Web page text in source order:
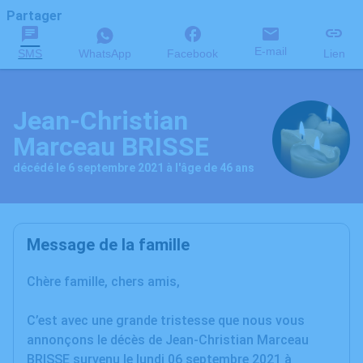
Partager
SMS WhatsApp Facebook E-mail Lien
Jean-Christian
Marceau BRISSE
décédé le 6 septembre 2021 à l'âge de 46 ans
Message de la famille
Chère famille, chers amis,
C’est avec une grande tristesse que nous vous
annonçons le décès de Jean-Christian Marceau
BRISSE survenu le lundi 06 septembre 2021 à